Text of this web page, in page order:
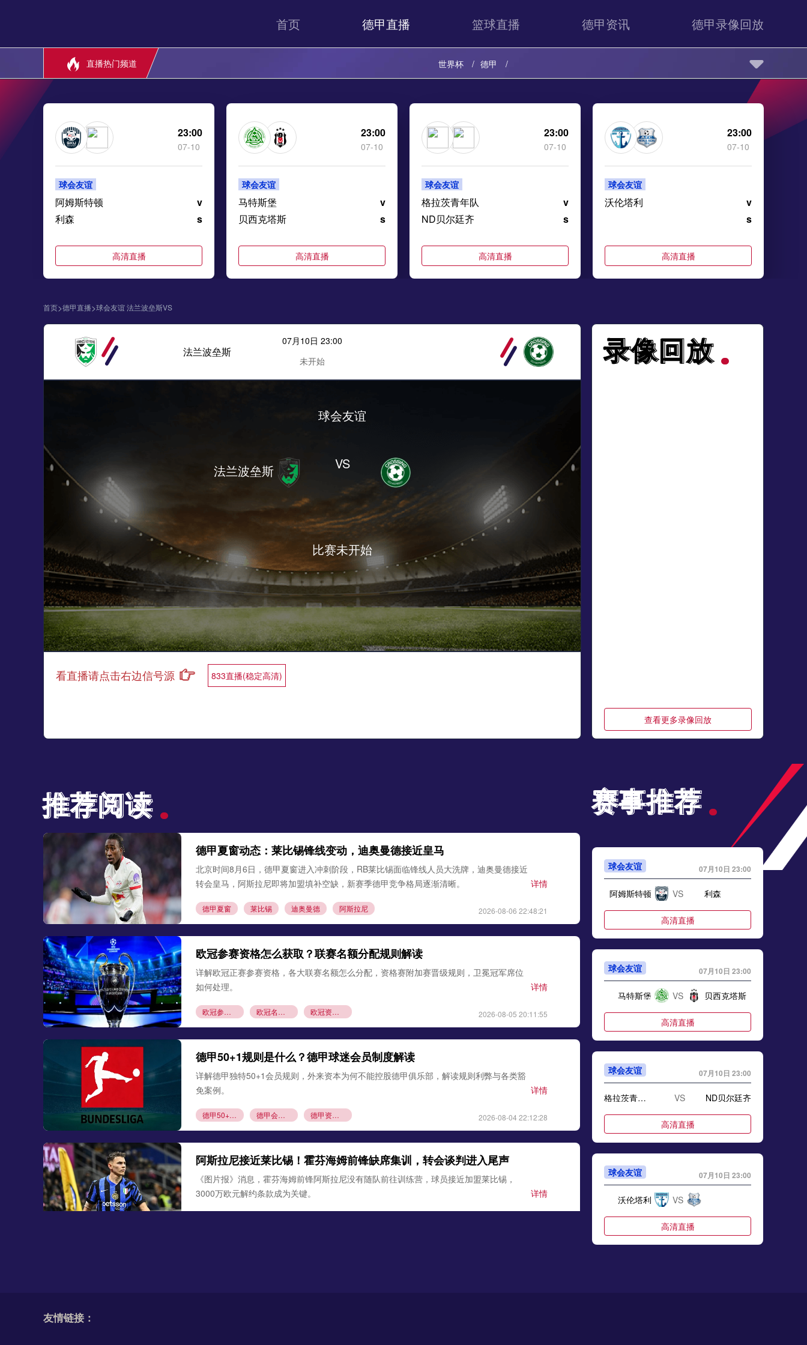
首页 德甲直播 篮球直播 德甲资讯 德甲录像回放
直播热门频道 世界杯 德甲
23:00
07-10
球会友谊
阿姆斯特顿
v
利森
s
高清直播
23:00
07-10
球会友谊
马特斯堡
v
贝西克塔斯
s
高清直播
23:00
07-10
球会友谊
格拉茨青年队
v
ND贝尔廷齐
s
高清直播
23:00
07-10
球会友谊
沃伦塔利
v
s
高清直播
首页>德甲直播>球会友谊 法兰波垒斯VS
法兰波垒斯
07月10日 23:00
未开始
法兰波垒斯
球会友谊
VS
比赛未开始
看直播请点击右边信号源 833直播(稳定高清)
录像回放
录像回放
查看更多录像回放
推荐阅读
推荐阅读
德甲夏窗动态：莱比锡锋线变动，迪奥曼德接近皇马
北京时间8月6日，德甲夏窗进入冲刺阶段，RB莱比锡面临锋线人员大洗牌，迪奥曼德接近
转会皇马，阿斯拉尼即将加盟填补空缺，新赛季德甲竞争格局逐渐清晰。
详情
德甲夏窗 莱比锡 迪奥曼德 阿斯拉尼 2026-08-06 22:48:21
欧冠参赛资格怎么获取？联赛名额分配规则解读
详解欧冠正赛参赛资格，各大联赛名额怎么分配，资格赛附加赛晋级规则，卫冕冠军席位
如何处理。
详情
欧冠参赛资格 欧冠名额分配 欧冠资格赛规则 2026-08-05 20:11:55
德甲50+1规则是什么？德甲球迷会员制度解读
详解德甲独特50+1会员规则，外来资本为何不能控股德甲俱乐部，解读规则利弊与各类豁
免案例。
详情
德甲50+1规则 德甲会员制 德甲资本规则 2026-08-04 22:12:28
阿斯拉尼接近莱比锡！霍芬海姆前锋缺席集训，转会谈判进入尾声
《图片报》消息，霍芬海姆前锋阿斯拉尼没有随队前往训练营，球员接近加盟莱比锡，
3000万欧元解约条款成为关键。
详情
赛事推荐
赛事推荐
球会友谊 07月10日 23:00
阿姆斯特顿 VS 利森
高清直播
球会友谊 07月10日 23:00
马特斯堡 VS 贝西克塔斯
高清直播
球会友谊 07月10日 23:00
格拉茨青年队 VS ND贝尔廷齐
高清直播
球会友谊 07月10日 23:00
沃伦塔利 VS
高清直播
友情链接：